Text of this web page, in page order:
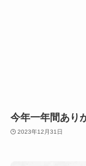
今年一年間あり
2023年12月31日